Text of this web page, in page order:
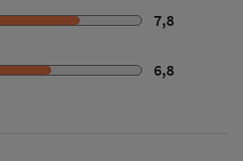
7,8
6,8